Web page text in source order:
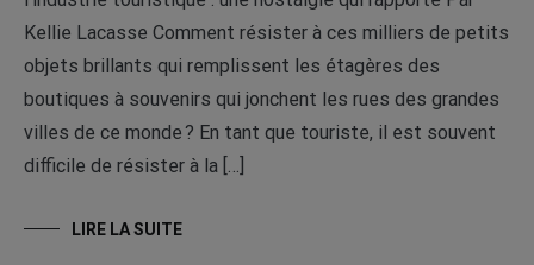
Kellie Lacasse Comment résister à ces milliers de petits
objets brillants qui remplissent les étagères des
boutiques à souvenirs qui jonchent les rues des grandes
villes de ce monde ? En tant que touriste, il est souvent
difficile de résister à la […]
LIRE LA SUITE